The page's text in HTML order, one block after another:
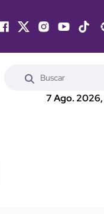
7 Ago.